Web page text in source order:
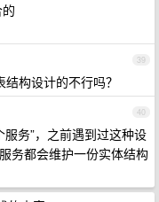
39
构设计的不行吗？
40
务”，之前遇到过这种设
务都会维护一份实体结构